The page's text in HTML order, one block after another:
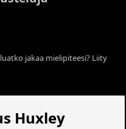
jakaa mielipiteesi? Liity
Huxley